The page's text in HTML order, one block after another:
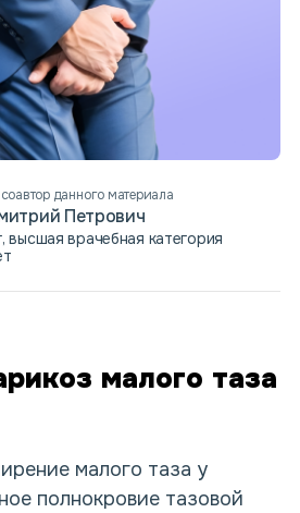
данного материала
Петрович
высшая врачебная категория
малого таза
малого таза у
полнокровие тазовой